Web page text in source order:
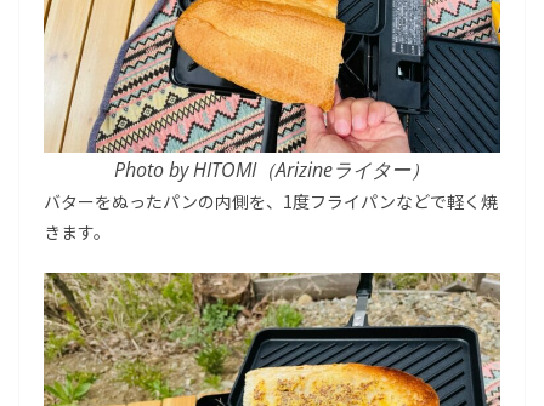
Photo by HITOMI（Arizineライター）
バターをぬったパンの内側を、1度フライパンなどで軽く焼
きます。